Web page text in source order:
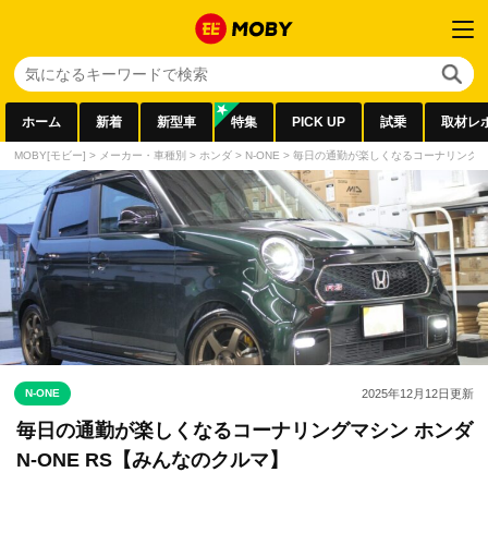
ホーム 新着 新型車 特集 PICK UP 試乗 取材レ
MOBY[モビー] > メーカー・車種別 > ホンダ > N-ONE > 毎日の通勤が楽しくなるコーナリング
N-ONE 2025年12月12日更新
毎日の通勤が楽しくなるコーナリングマシン ホンダ
N-ONE RS【みんなのクルマ】